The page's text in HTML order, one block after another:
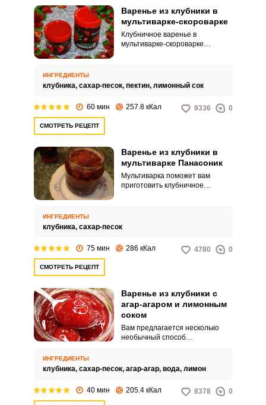
Варенье из клубники в
мультиварке-скороварке
Клубничное варенье в
мультиварке-скороварке
жидким, хотя сохраняет яркий
цвет и аромат ягод. Для
варенья к нему или добавляют
ИНГРЕДИЕНТЫ
клубника, сахар-песок, пектин, лимонный сок
60 мин 257.8 кКал 9336 0
СМОТРЕТЬ РЕЦЕПТ
Варенье из клубники в
мультиварке Панасоник
Мультиварка поможет вам
приготовить клубничное
останутся целыми и красивыми,
цветом.
ИНГРЕДИЕНТЫ
клубника, сахар-песок
75 мин 286 кКал 4780 0
СМОТРЕТЬ РЕЦЕПТ
Варенье из клубники с
агар-агаром и лимонным
соком
Вам предлагается несколько
необычный способ
сковородке, так как в ней быстро
варенье получается более
густым.
ИНГРЕДИЕНТЫ
клубника, сахар-песок, агар-агар, вода, лимон
40 мин 205.4 кКал 8378 0